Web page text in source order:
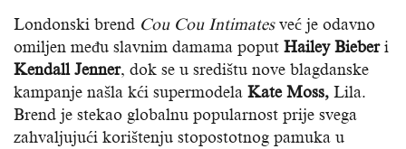
Londonski brend Cou Cou Intimatesveć je odavno
omiljen među slavnim damama poput Hailey Bieberi
Kendall Jenner, dok se u središtu nove blagdanske
kampanje našla kći supermodela Kate Moss, Lila.
Brend je stekao globalnu popularnost prije svega
zahvaljujući korištenju stopostotnog pamuka u